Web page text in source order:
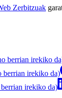
Zerbitzuak
berrian irekiko
berrian irekiko da)
irekiko da)